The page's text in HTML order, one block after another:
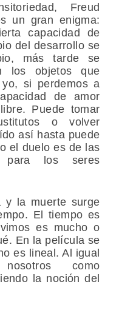
Freud
un gran enigma:
capacidad de
del desarrollo se
más tarde se
los objetos que
si perdemos a
de amor
Puede tomar
o volver
así hasta puede
el duelo es de las
para los seres
y la muerte surge
El tiempo es
es mucho o
En la película se
es lineal. Al igual
como
la noción del